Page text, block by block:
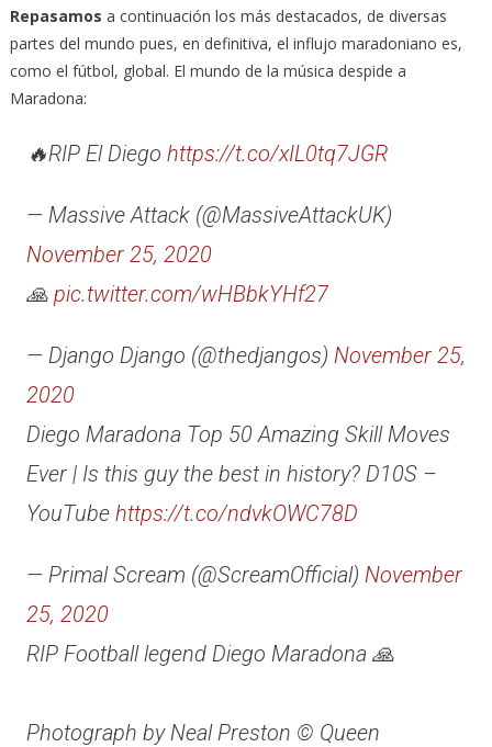
Repasamos a continuación los más destacados, de diversas
partes del mundo pues, en definitiva, el influjo maradoniano es,
como el fútbol, global. El mundo de la música despide a
Maradona:
🔥RIP El Diego https://t.co/xIL0tq7JGR
— Massive Attack (@MassiveAttackUK)
November 25, 2020
🙏 pic.twitter.com/wHBbkYHf27
— Django Django (@thedjangos) November 25,
2020
Diego Maradona Top 50 Amazing Skill Moves
Ever | Is this guy the best in history? D10S –
YouTube https://t.co/ndvkOWC78D
— Primal Scream (@ScreamOfficial) November
25, 2020
RIP Football legend Diego Maradona 🙏
Photograph by Neal Preston © Queen